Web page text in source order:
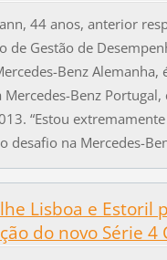
44 anos, anterior
de Gestão de
Benz Alemanha,
Mercedes-Benz Portugal,
“Estou
desafio na Mercedes-
Lisboa e Estoril
do novo Série 4